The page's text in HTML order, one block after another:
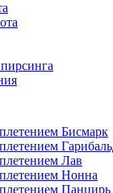
Бисмарк
Лав
Нонна
Панцирь